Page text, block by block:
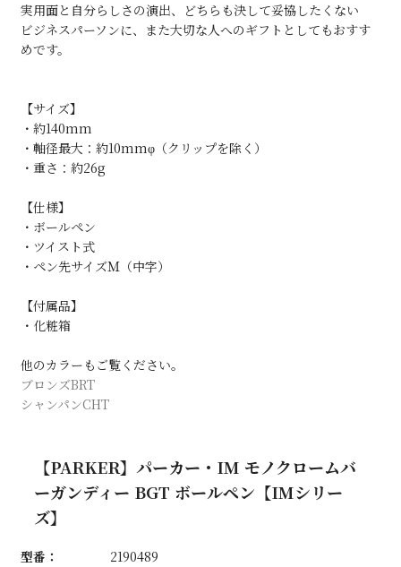
実用面と自分らしさの演出、どちらも決して妥協したくない
ビジネスパーソンに、また大切な人へのギフトとしてもおすす
めです。
【サイズ】
・約140mm
・軸径最大：約10mmφ（クリップを除く）
・重さ：約26g
【仕様】
・ボールペン
・ツイスト式
・ペン先サイズＭ（中字）
【付属品】
・化粧箱
他のカラーもご覧ください。
ブロンズBRT
シャンパンCHT
【PARKER】パーカー・IM モノクロームバ
ーガンディー BGT ボールペン【IMシリー
ズ】
型番： 2190489